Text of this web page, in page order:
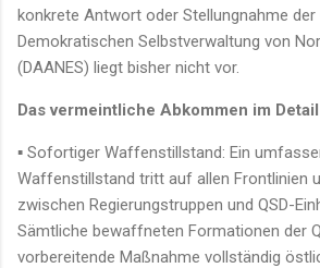
konkrete Antwort oder Stellungnahme der
Demokratischen Selbstverwaltung von
(DAANES) liegt bisher nicht vor.
Das vermeintliche Abkommen im Detail
▪ Sofortiger Waffenstillstand: Ein
Waffenstillstand tritt auf allen Frontlinien
zwischen Regierungstruppen und QSD-
Sämtliche bewaffneten Formationen der
vorbereitende Maßnahme vollständig